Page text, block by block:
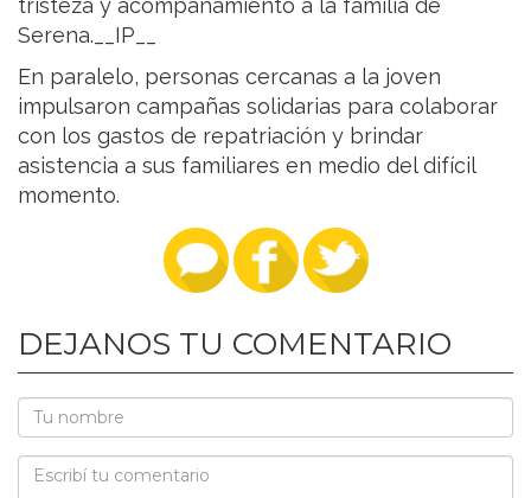
tristeza y acompañamiento a la familia de
Serena.__IP__
En paralelo, personas cercanas a la joven
impulsaron campañas solidarias para colaborar
con los gastos de repatriación y brindar
asistencia a sus familiares en medio del difícil
momento.
DEJANOS TU COMENTARIO